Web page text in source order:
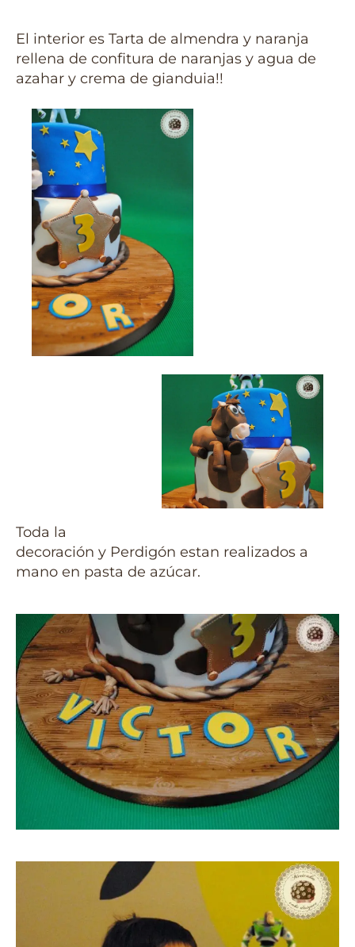
El interior es Tarta de almendra y naranja
rellena de confitura de naranjas y agua de
azahar y crema de gianduia!!
Toda la
decoración y Perdigón estan realizados a
mano en pasta de azúcar.